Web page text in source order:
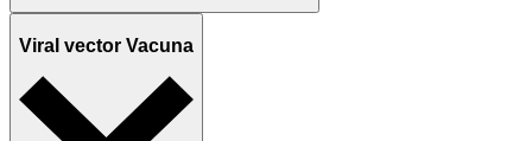
Viral vector Vacuna